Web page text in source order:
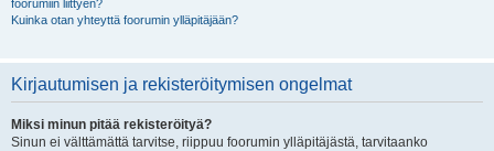
foorumiin liittyen?
Kuinka otan yhteyttä foorumin ylläpitäjään?
Kirjautumisen ja rekisteröitymisen ongelmat
Miksi minun pitää rekisteröityä?
Sinun ei välttämättä tarvitse, riippuu foorumin ylläpitäjästä, tarvitaanko